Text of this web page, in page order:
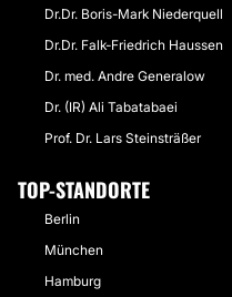
Dr.Dr. Boris-Mark Niederquell
Dr.Dr. Falk-Friedrich Haussen
Dr. med. Andre Generalow
Dr. (IR) Ali Tabatabaei
Prof. Dr. Lars Steinsträßer
TOP-STANDORTE
Berlin
München
Hamburg